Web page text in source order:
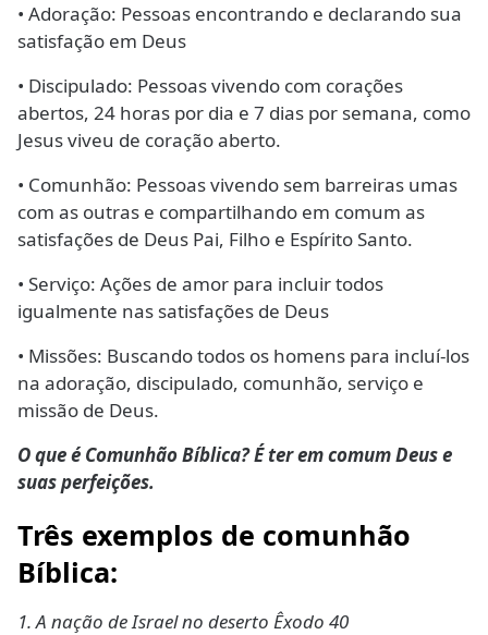
• Adoração: Pessoas encontrando e declarando sua
satisfação em Deus
• Discipulado: Pessoas vivendo com corações
abertos, 24 horas por dia e 7 dias por semana, como
Jesus viveu de coração aberto.
• Comunhão: Pessoas vivendo sem barreiras umas
com as outras e compartilhando em comum as
satisfações de Deus Pai, Filho e Espírito Santo.
• Serviço: Ações de amor para incluir todos
igualmente nas satisfações de Deus
• Missões: Buscando todos os homens para incluí-los
na adoração, discipulado, comunhão, serviço e
missão de Deus.
O que é Comunhão Bíblica? É ter em comum Deus e
suas perfeições.
Três exemplos de comunhão
Bíblica:
1. A nação de Israel no deserto Êxodo 40